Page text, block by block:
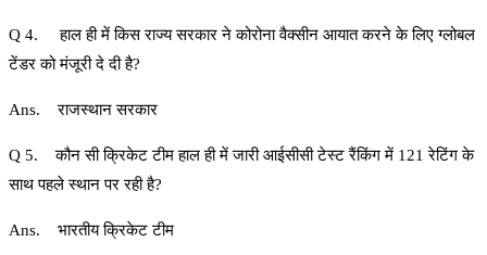
Q 4. हाल ही में किस राज्य सरकार ने कोरोना वैक्सीन आयात करने के लिए ग्लोबल
टेंडर को मंजूरी दे दी है?
Ans. राजस्थान सरकार
Q 5. कौन सी क्रिकेट टीम हाल ही में जारी आईसीसी टेस्ट रैंकिंग में 121 रेटिंग के
साथ पहले स्थान पर रही है?
Ans. भारतीय क्रिकेट टीम